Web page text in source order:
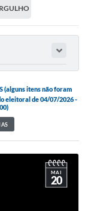
(alguns itens não foram
eleitoral de 04/07/2026 -
MAI
20